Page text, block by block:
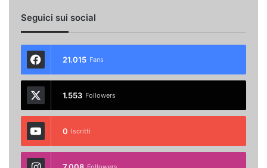
Seguici sui social
21.015 Fans
1.553 Followers
0 Iscritti